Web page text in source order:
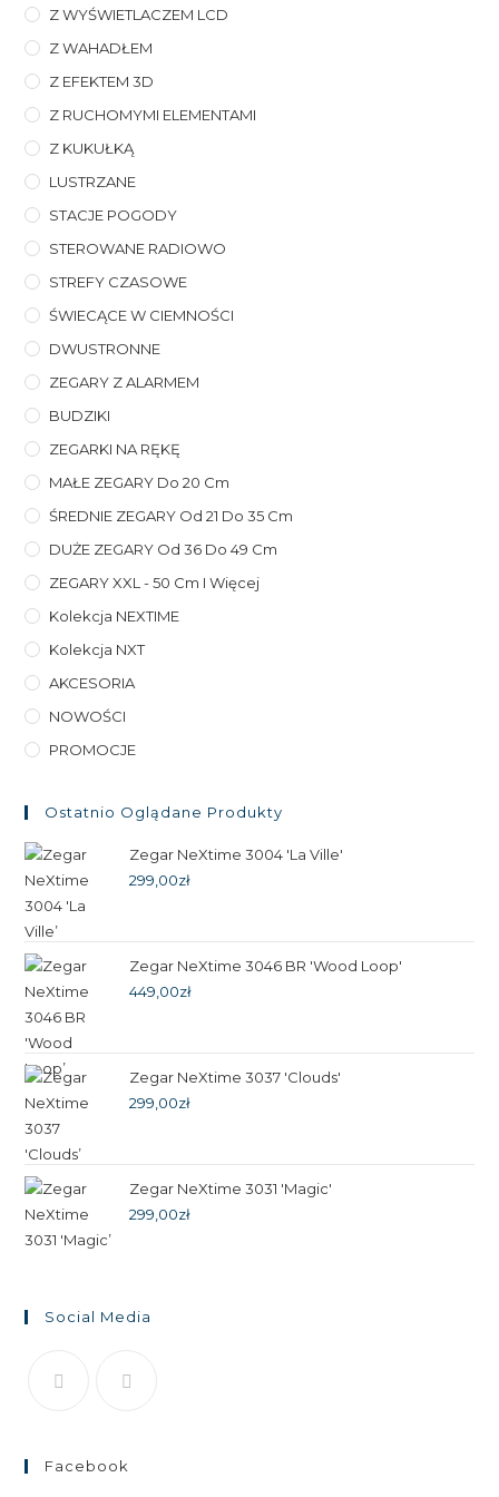
Z WYŚWIETLACZEM LCD
Z WAHADŁEM
Z EFEKTEM 3D
Z RUCHOMYMI ELEMENTAMI
Z KUKUŁKĄ
LUSTRZANE
STACJE POGODY
STEROWANE RADIOWO
STREFY CZASOWE
ŚWIECĄCE W CIEMNOŚCI
DWUSTRONNE
ZEGARY Z ALARMEM
BUDZIKI
ZEGARKI NA RĘKĘ
MAŁE ZEGARY Do 20 Cm
ŚREDNIE ZEGARY Od 21 Do 35 Cm
DUŻE ZEGARY Od 36 Do 49 Cm
ZEGARY XXL - 50 Cm I Więcej
Kolekcja NEXTIME
Kolekcja NXT
AKCESORIA
NOWOŚCI
PROMOCJE
Ostatnio Oglądane Produkty
Zegar NeXtime 3004 'La Ville'
299,00zł
Zegar NeXtime 3046 BR 'Wood Loop'
449,00zł
Zegar NeXtime 3037 'Clouds'
299,00zł
Zegar NeXtime 3031 'Magic'
299,00zł
Social Media
Facebook